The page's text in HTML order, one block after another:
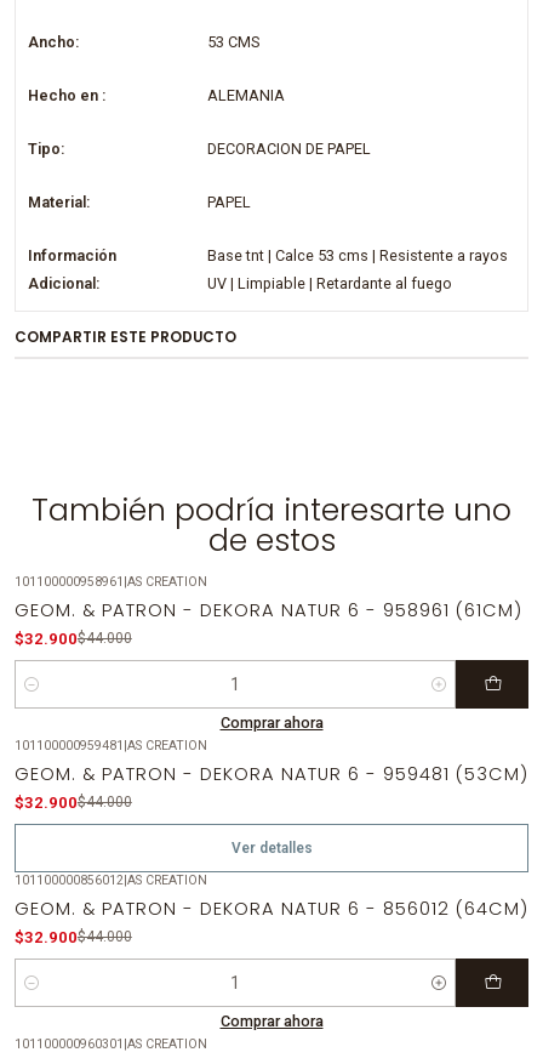
Ancho: 53 CMS
Hecho en : ALEMANIA
Tipo: DECORACION DE PAPEL
Material: PAPEL
Información
Adicional:
Base tnt | Calce 53 cms | Resistente a rayos
UV | Limpiable | Retardante al fuego
COMPARTIR ESTE PRODUCTO
También podría interesarte uno
de estos
101100000958961 AS CREATION
GEOM. & PATRON - DEKORA NATUR 6 - 958961 (61CM)
$32.900$44.000
Cantidad
Comprar ahora
Agotado
101100000959481 AS CREATION
GEOM. & PATRON - DEKORA NATUR 6 - 959481 (53CM)
$32.900$44.000
Ver detalles
101100000856012| AS CREATION
GEOM. & PATRON - DEKORA NATUR 6 - 856012 (64CM)
$32.900$44.000
Cantidad
Comprar ahora
101100000960301 AS CREATION